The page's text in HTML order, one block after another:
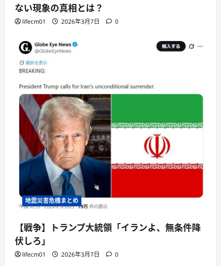
ない現象の真相とは？
lifecm01 2026年3月7日 0
地震災害危機まとめ
【戦争】トランプ大統領「イランよ、無条件降
伏しろ」
lifecm01 2026年3月7日 0